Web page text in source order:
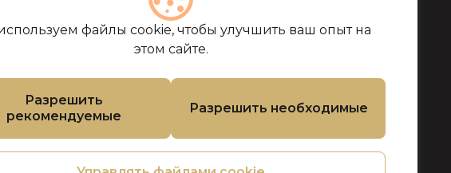
файлы cookie, чтобы улучшить ваш опыт на
этом сайте.
Разрешить
рекомендуемые
Разрешить необходимые
и